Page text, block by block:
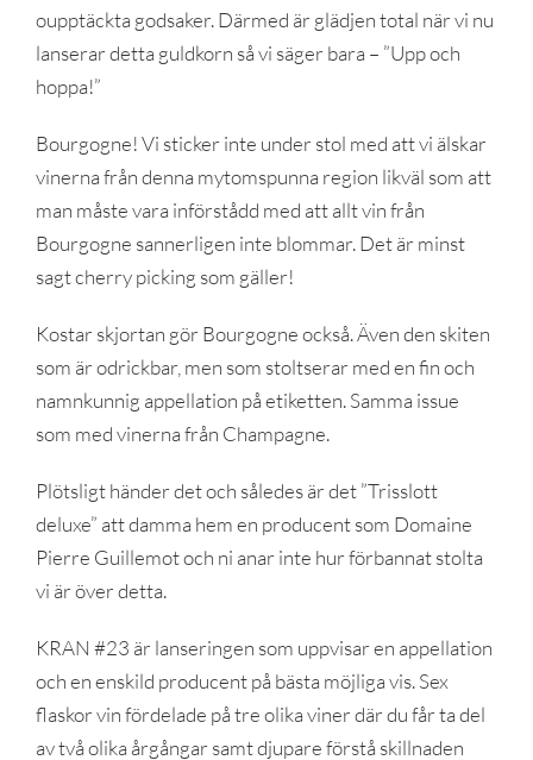
oupptäckta godsaker. Därmed är glädjen total när vi nu
lanserar detta guldkorn så vi säger bara – ”Upp och
hoppa!”
Bourgogne! Vi sticker inte under stol med att vi älskar
vinerna från denna mytomspunna region likväl som att
man måste vara införstådd med att allt vin från
Bourgogne sannerligen inte blommar. Det är minst
sagt cherry picking som gäller!
Kostar skjortan gör Bourgogne också. Även den skiten
som är odrickbar, men som stoltserar med en fin och
namnkunnig appellation på etiketten. Samma issue
som med vinerna från Champagne.
Plötsligt händer det och således är det ”Trisslott
deluxe” att damma hem en producent som Domaine
Pierre Guillemot och ni anar inte hur förbannat stolta
vi är över detta.
KRAN #23 är lanseringen som uppvisar en appellation
och en enskild producent på bästa möjliga vis. Sex
flaskor vin fördelade på tre olika viner där du får ta del
av två olika årgångar samt djupare förstå skillnaden